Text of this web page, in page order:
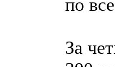
по
За